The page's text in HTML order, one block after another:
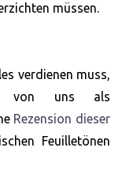
müssen.
verdienen muss,
von uns als
Rezension dieser
Feuilletönen